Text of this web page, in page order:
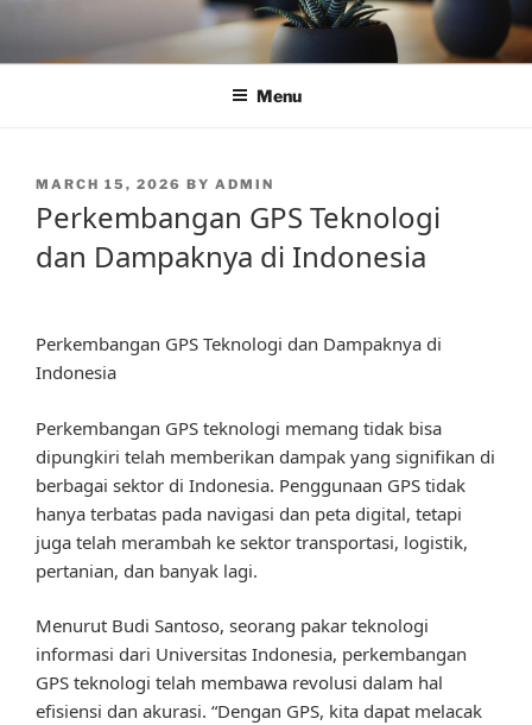
content
Menu
POSTED
MARCH 15, 2026 BY ADMIN
Perkembangan GPS Teknologi
dan Dampaknya di Indonesia
Perkembangan GPS Teknologi dan Dampaknya di
Indonesia
Perkembangan GPS teknologi memang tidak bisa
dipungkiri telah memberikan dampak yang signifikan di
berbagai sektor di Indonesia. Penggunaan GPS tidak
hanya terbatas pada navigasi dan peta digital, tetapi
juga telah merambah ke sektor transportasi, logistik,
pertanian, dan banyak lagi.
Menurut Budi Santoso, seorang pakar teknologi
informasi dari Universitas Indonesia, perkembangan
GPS teknologi telah membawa revolusi dalam hal
efisiensi dan akurasi. “Dengan GPS, kita dapat melacak